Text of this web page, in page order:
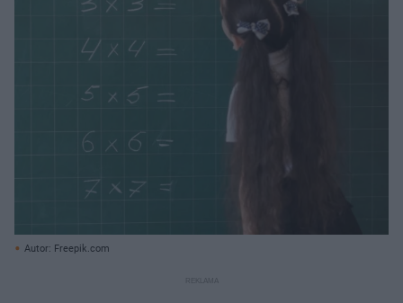
Autor: Freepik.com